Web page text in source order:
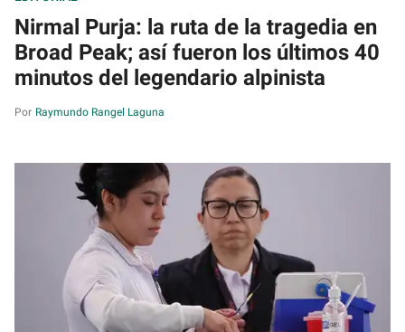
Nirmal Purja: la ruta de la tragedia en
Broad Peak; así fueron los últimos 40
minutos del legendario alpinista
Raymundo Rangel Laguna